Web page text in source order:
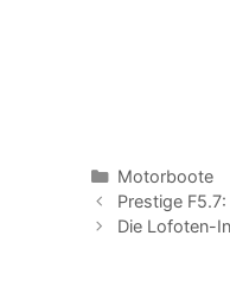
Kategorien
Motorboote
Prestige
Die Lofoten-